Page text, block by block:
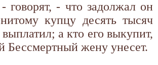
говорят, - что задолжал он
купцу десять тысяч
а кто его выкупит,
Бессмертный жену унесет.